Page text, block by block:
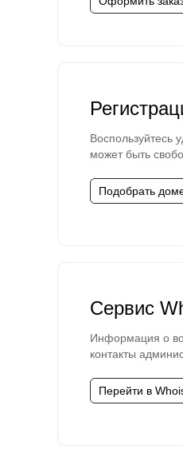
может быть
Подобрать
Сервис
Информация о
контакты
Перейти в